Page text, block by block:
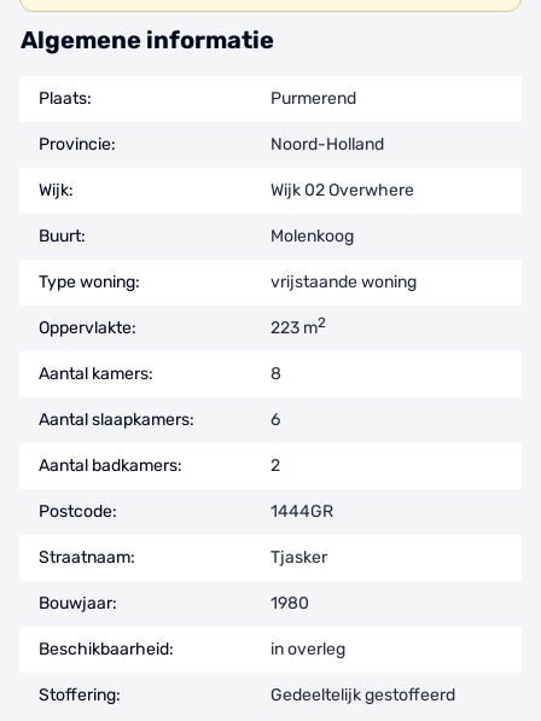
Algemene informatie
Plaats: Purmerend
Provincie: Noord-Holland
Wijk: Wijk 02 Overwhere
Buurt: Molenkoog
Type woning: vrijstaande woning
Oppervlakte: 223 m2
Aantal kamers: 8
Aantal slaapkamers: 6
Aantal badkamers: 2
Postcode: 1444GR
Straatnaam: Tjasker
Bouwjaar: 1980
Beschikbaarheid: in overleg
Stoffering: Gedeeltelijk gestoffeerd